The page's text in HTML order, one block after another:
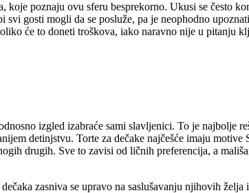
poznaju ovu sferu besprekorno. Ukusi se često
gosti mogli da se posluže, pa je neophodno
će to doneti troškova, iako naravno nije u pitanju
izgled izabraće sami slavljenici. To je najbolje
detinjstvu. Torte za dečake najčešće imaju motive
drugih. Sve to zavisi od ličnih preferencija, a
zasniva se upravo na saslušavanju njihovih želja